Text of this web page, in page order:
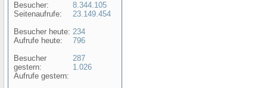
Besucher:
Seitenaufrufe:
Besucher heute:
Aufrufe heute:
Besucher
gestern:
Aufrufe gestern:
8.344.105
23.149.454
234
796
287
1.026